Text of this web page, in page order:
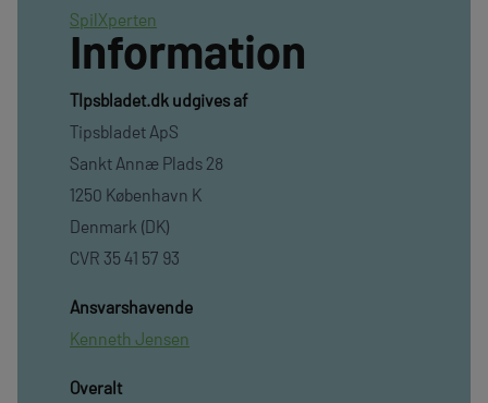
SpilXperten
Information
TIpsbladet.dk udgives af
Tipsbladet ApS
Sankt Annæ Plads 28
1250 København K
Denmark (DK)
CVR 35 41 57 93
Ansvarshavende
Kenneth Jensen
Overalt